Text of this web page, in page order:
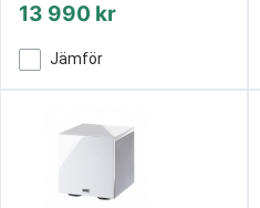
13 990 kr
Jämför